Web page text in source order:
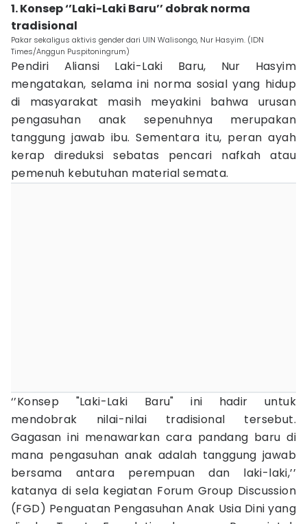
1. Konsep ‘’Laki-Laki Baru’’ dobrak norma
tradisional
Pakar sekaligus aktivis gender dari UIN Walisongo, Nur Hasyim. (IDN
Times/Anggun Puspitoningrum)
Pendiri Aliansi Laki-Laki Baru, Nur Hasyim
mengatakan, selama ini norma sosial yang hidup
di masyarakat masih meyakini bahwa urusan
pengasuhan anak sepenuhnya merupakan
tanggung jawab ibu. Sementara itu, peran ayah
kerap direduksi sebatas pencari nafkah atau
pemenuh kebutuhan material semata.
‘’Konsep "Laki-Laki Baru" ini hadir untuk
mendobrak nilai-nilai tradisional tersebut.
Gagasan ini menawarkan cara pandang baru di
mana pengasuhan anak adalah tanggung jawab
bersama antara perempuan dan laki-laki,’’
katanya di sela kegiatan Forum Group Discussion
(FGD) Penguatan Pengasuhan Anak Usia Dini yang